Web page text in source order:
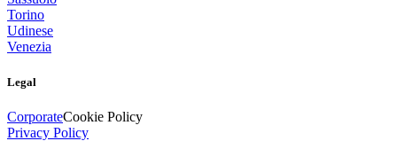
Torino
Udinese
Venezia
Legal
CorporateCookie Policy
Privacy Policy